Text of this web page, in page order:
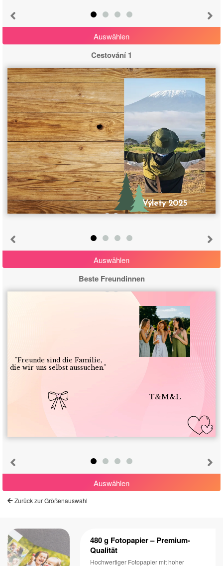
Auswählen
Cestování 1
Výlety 2025
Auswählen
Beste Freundinnen
"Freunde sind die Familie,
die wir uns selbst aussuchen."
T&M&L
Auswählen
Zurück zur Größenauswahl
480 g Fotopapier – Premium-
Qualität
Hochwertiger Fotopapier mit hoher